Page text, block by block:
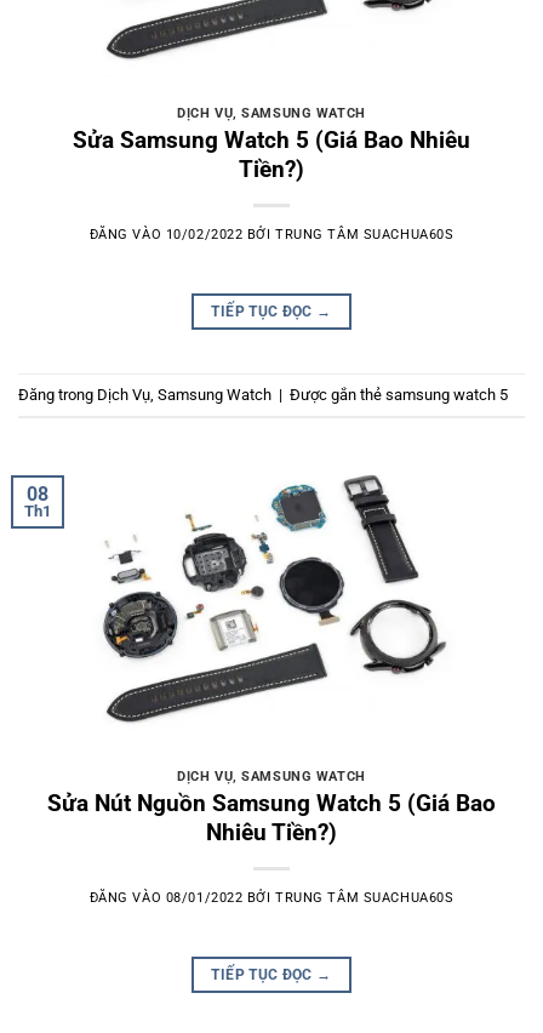
DỊCH VỤ,SAMSUNG WATCH
Sửa Samsung Watch 5 (Giá Bao Nhiêu
Tiền?)
ĐĂNG VÀO 10/02/2022 BỞITRUNG TÂM SUACHUA60S
TIẾP TỤC ĐỌC →
Đăng trong Dịch Vụ Samsung Watch | Được gắn thẻ samsung watch 5
08
Th1
DỊCH VỤ,SAMSUNG WATCH
Sửa Nút Nguồn Samsung Watch 5 (Giá Bao
Nhiêu Tiền?)
ĐĂNG VÀO 08/01/2022 BỞITRUNG TÂM SUACHUA60S
TIẾP TỤC ĐỌC →